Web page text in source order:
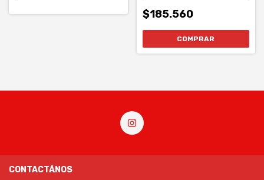
$185.560
COMPRAR
CONTACTÁNOS